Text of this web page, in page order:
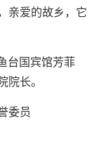
亲爱的故乡，它
台国宾馆芳菲
长。
委员